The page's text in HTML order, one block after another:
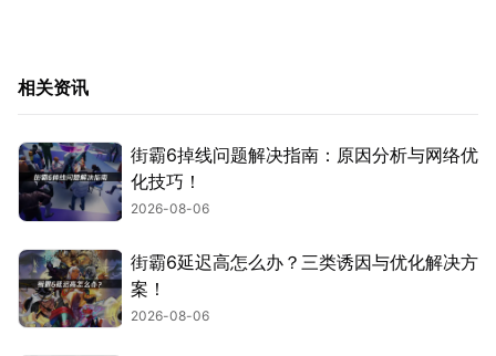
相关资讯
街霸6掉线问题解决指南：原因分析与网络优
化技巧！
2026-08-06
街霸6延迟高怎么办？三类诱因与优化解决方
案！
2026-08-06